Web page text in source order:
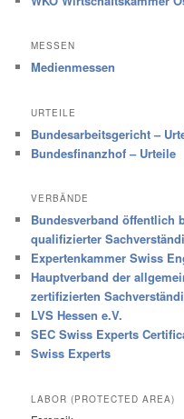
MESSEN
Medienmessen
URTEILE
Bundesarbeitsgericht –
Bundesfinanzhof – Urteile
VERBÄNDE
Bundesverband öffentlich
qualifizierter
Expertenkammer Swiss
Hauptverband der
zertifizierten
LVS Hessen e.V.
SEC Swiss Experts
Swiss Experts
LABOR (PROTECTED AREA)